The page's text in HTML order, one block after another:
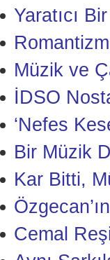
Yaratıcı
Müzik ve
İDSO
‘Nefes
Bir Müzik
Kar Bitti,
Cemal